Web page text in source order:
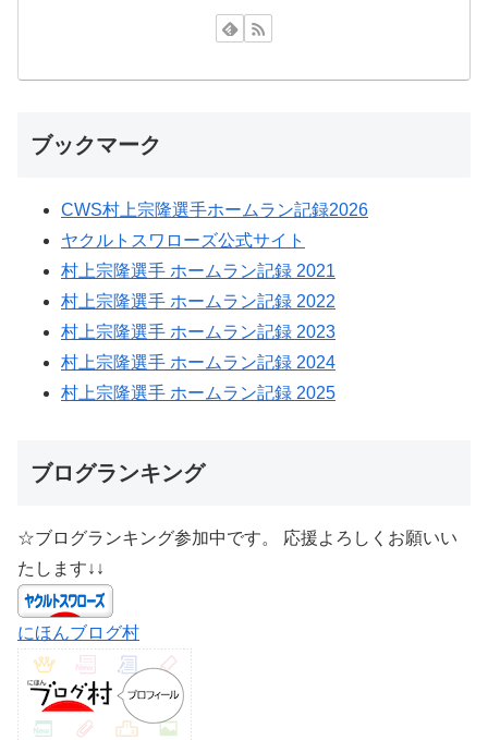
ブックマーク
CWS村上宗隆選手ホームラン記録2026
ヤクルトスワローズ公式サイト
村上宗隆選手 ホームラン記録 2021
村上宗隆選手 ホームラン記録 2022
村上宗隆選手 ホームラン記録 2023
村上宗隆選手 ホームラン記録 2024
村上宗隆選手 ホームラン記録 2025
ブログランキング
☆ブログランキング参加中です。 応援よろしくお願いい
たします↓↓
にほんブログ村